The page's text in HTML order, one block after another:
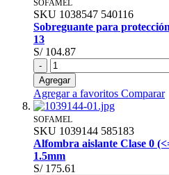
SOFAMEL
SKU 1038547 540116
Sobreguante para
13
S/ 104.87
-
Agregar
Agregar a favoritos Comparar
SOFAMEL
SKU 1039144 585183
Alfombra aislante Clase 0
1.5mm
S/ 175.61